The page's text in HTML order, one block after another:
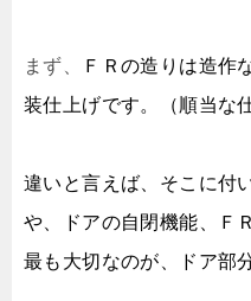
まず、
ＦＲの造りは造作
装仕上げです。（順当な
違いと言えば、そこに付
や、ドアの自閉機能、Ｆ
最も大切なのが、ドア部